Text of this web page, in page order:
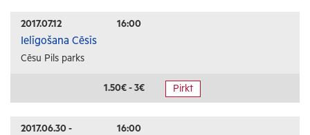
Izglītība
Konferences
Kursi un semināri
Radošās darbnīcas
Lekcijas
2017.07.12 16:00
Ielīgošana Cēsīs
Cēsu Pils parks
1.50€ - 3€ Pirkt
2017.06.30 -
16:00